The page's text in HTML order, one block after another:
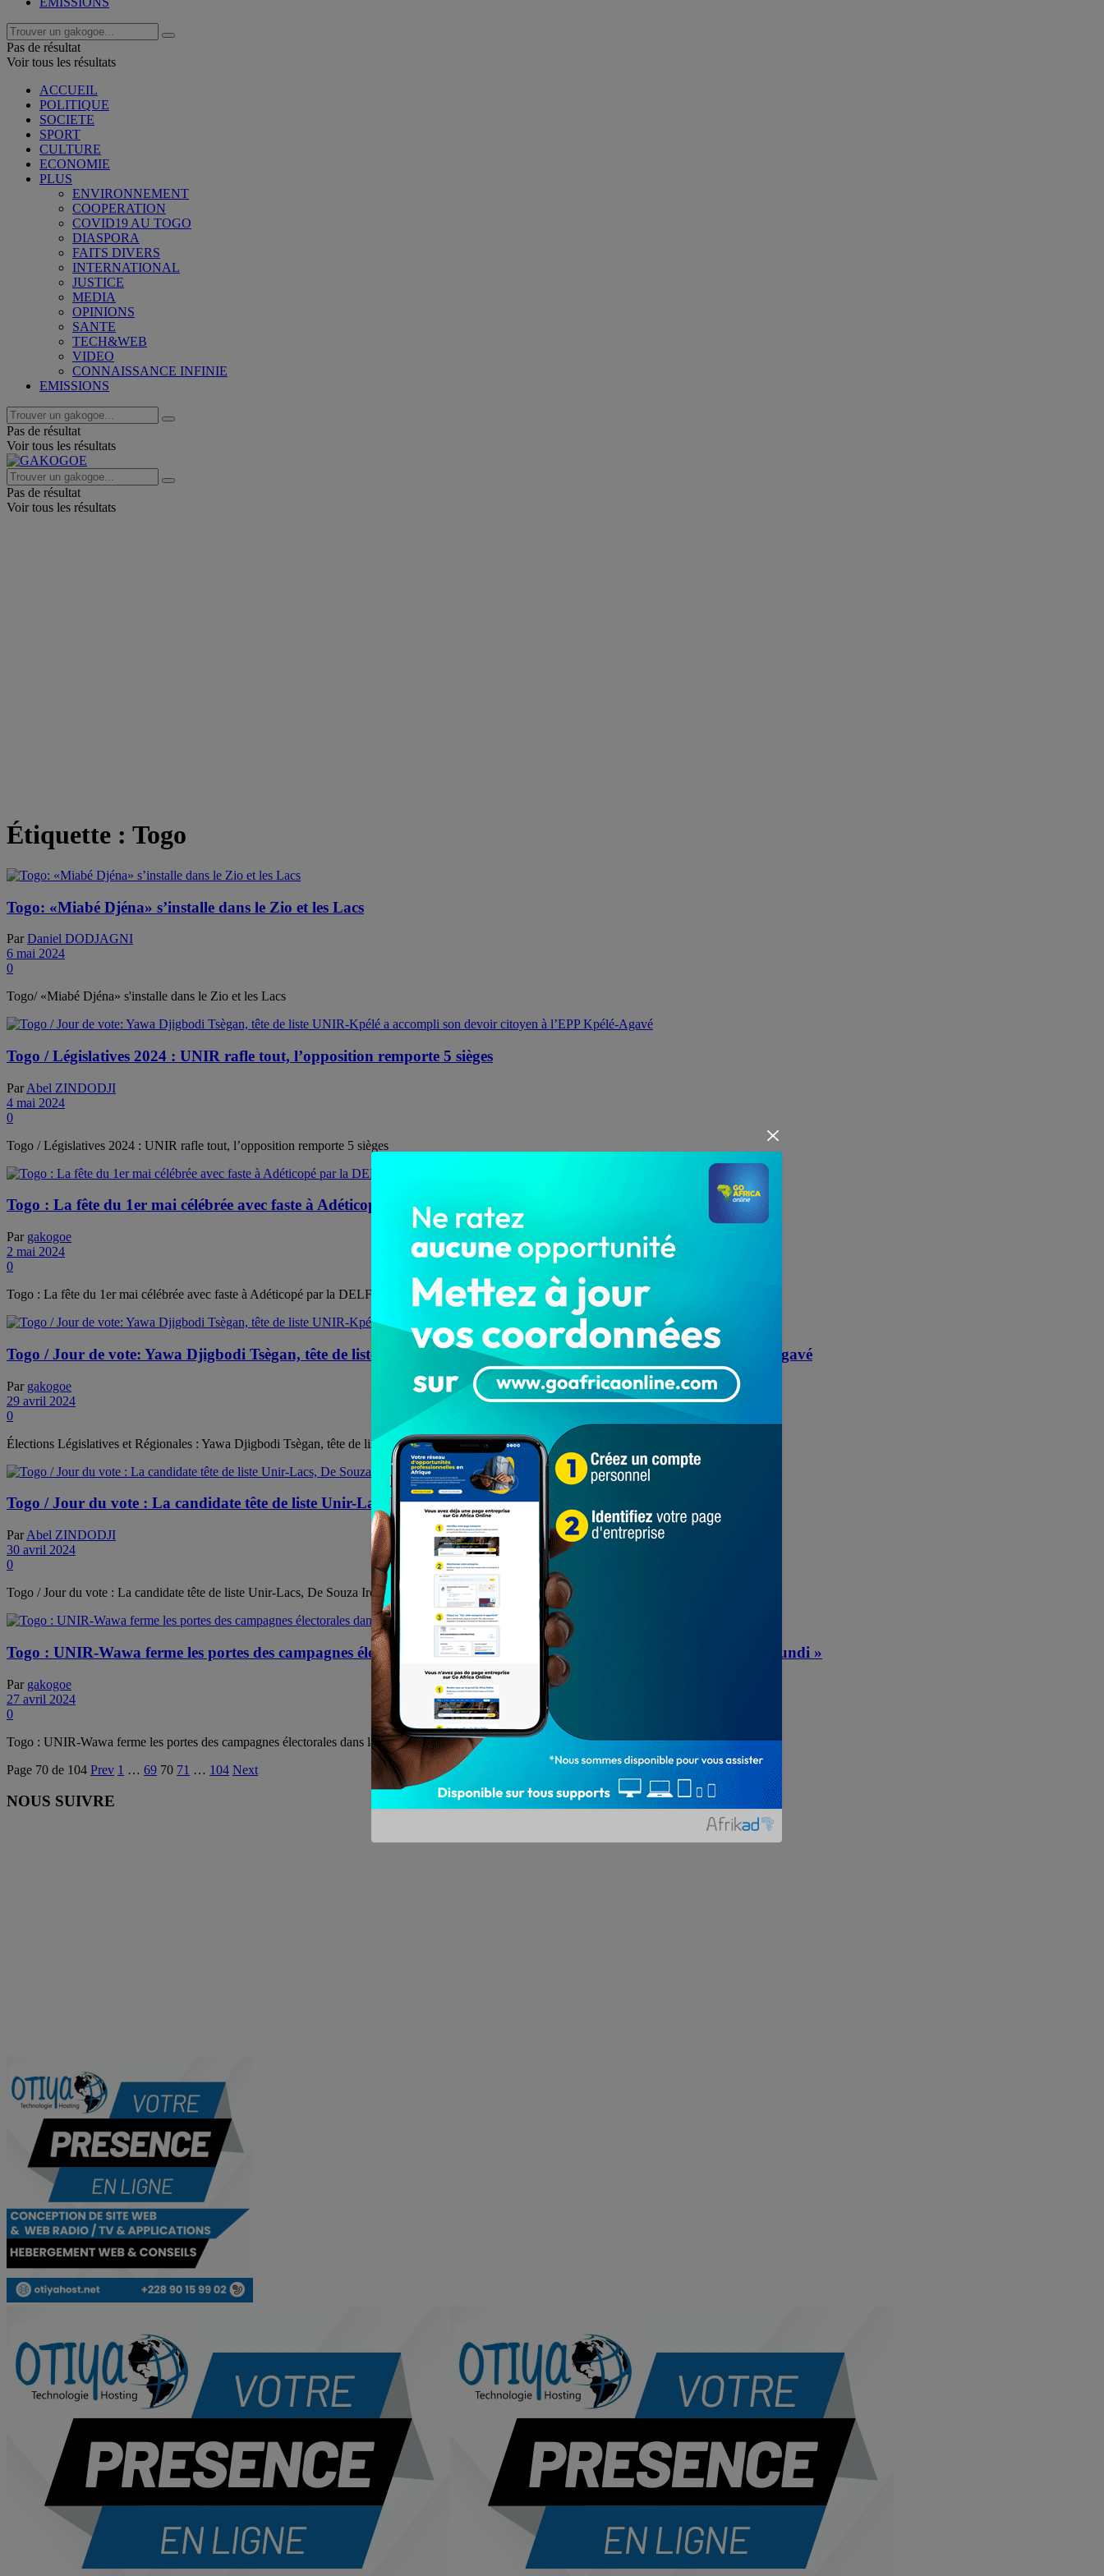
Pas de résultat
Voir tous les résultats
ACCUEIL
POLITIQUE
SOCIETE
SPORT
CULTURE
ECONOMIE
PLUS
ENVIRONNEMENT
COOPERATION
COVID19 AU TOGO
DIASPORA
FAITS DIVERS
INTERNATIONAL
JUSTICE
MEDIA
OPINIONS
SANTE
TECH&WEB
VIDEO
CONNAISSANCE INFINIE
EMISSIONS
Pas de résultat
Voir tous les résultats
Pas de résultat
Voir tous les résultats
Étiquette : Togo
Togo: «Miabé Djéna» s’installe dans le Zio et les Lacs
Par Daniel DODJAGNI
6 mai 2024
0
Togo/ «Miabé Djéna» s'installe dans le Zio et les Lacs
Togo / Législatives 2024 : UNIR rafle tout, l’opposition remporte 5 sièges
Par Abel ZINDODJI
4 mai 2024
0
Togo / Législatives 2024 : UNIR rafle tout, l’opposition remporte 5 sièges
Togo : La fête du 1er mai célébrée avec faste à Adéticopé par la DELFRACTO
Par gakogoe
2 mai 2024
0
Togo : La fête du 1er mai célébrée avec faste à Adéticopé par la DELFRACTO
Togo / Jour de vote: Yawa Djigbodi Tsègan, tête de liste UNIR-Kpélé a accompli son devoir citoyen à l’EPP Kpélé-Agavé
Par gakogoe
29 avril 2024
0
Élections Législatives et Régionales : Yawa Djigbodi Tsègan, tête de liste UNIR-Kpélé a accompli son devoir citoyen à l'EPP Kpélé-Agavé
Togo / Jour du vote : La candidate tête de liste Unir-Lacs, De Souza Irène a effectué son devoir civique
Par Abel ZINDODJI
30 avril 2024
0
Togo / Jour du vote : La candidate tête de liste Unir-Lacs, De Souza Irène a effectué son devoir civique
Togo : UNIR-Wawa ferme les portes des campagnes électorales dans la ferveur en vue »d’une écrasante victoire ce lundi »
Par gakogoe
27 avril 2024
0
Togo : UNIR-Wawa ferme les portes des campagnes électorales dans la ferveur en vue d’une écrasante victoire ce lundi
Page 70 de 104 Prev 1 … 69 70 71 … 104 Next
NOUS SUIVRE